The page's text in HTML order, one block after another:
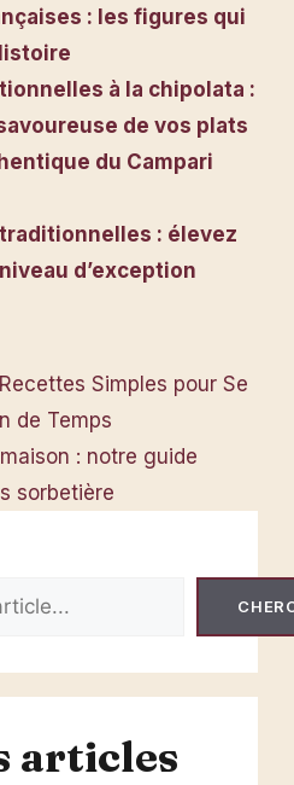
: les figures qui
à la chipolata :
de vos plats
du Campari
: élevez
d’exception
Simples pour Se
de Temps
: notre guide
sorbetière
articles